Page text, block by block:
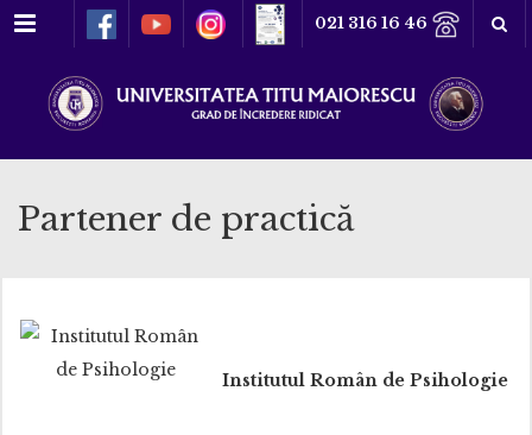
Meniu 021 316 16 46
Partener de practică
Institutul Român de Psihologie